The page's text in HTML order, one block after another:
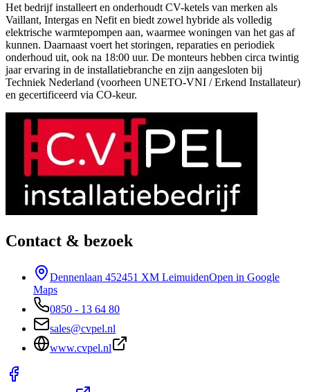
Het bedrijf installeert en onderhoudt CV-ketels van merken als
Vaillant, Intergas en Nefit en biedt zowel hybride als volledig
elektrische warmtepompen aan, waarmee woningen van het gas af
kunnen. Daarnaast voert het storingen, reparaties en periodiek
onderhoud uit, ook na 18:00 uur. De monteurs hebben circa twintig
jaar ervaring in de installatiebranche en zijn aangesloten bij
Techniek Nederland (voorheen UNETO-VNI / Erkend Installateur)
en gecertificeerd via CO-keur.
Contact & bezoek
Dennenlaan 452451 XM LeimuidenOpen in Google
Maps
0850 - 13 64 80
sales@cvpel.nl
www.cvpel.nl